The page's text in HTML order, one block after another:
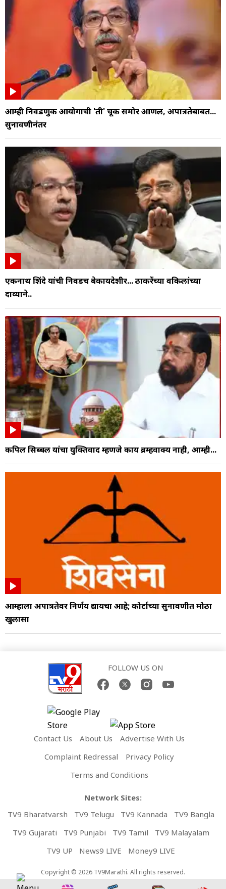
आम्ही निवडणुक आयोगाची 'ती' चूक समोर आणली, अपात्रतेबाबत...
सुनावणीनंतर
एकनाथ शिंदे यांची निवडच बेकायदेशीर... ठाकरेंच्या वकिलांच्या
दाव्याने..
कपिल सिब्बल यांचा युक्तिवाद म्हणजे काय ब्रम्हवाक्य नाही, आम्ही...
आम्हाला अपात्रतेवर निर्णय द्यायचा आहे; कोर्टाच्या सुनावणीत मोठा
खुलासा
FOLLOW US ON
Contact Us About Us
Advertise With Us
Complaint Redressal
Privacy Policy
Terms and Conditions
Network Sites:
TV9 Bharatvarsh
TV9 Telugu TV9 Kannada
TV9 Bangla
TV9 Gujarati
TV9 Punjabi TV9 Tamil
TV9 Malayalam
TV9 UP
News9 LIVE Money9 LIVE
Copyright © 2026 TV9Marathi. All rights reserved.